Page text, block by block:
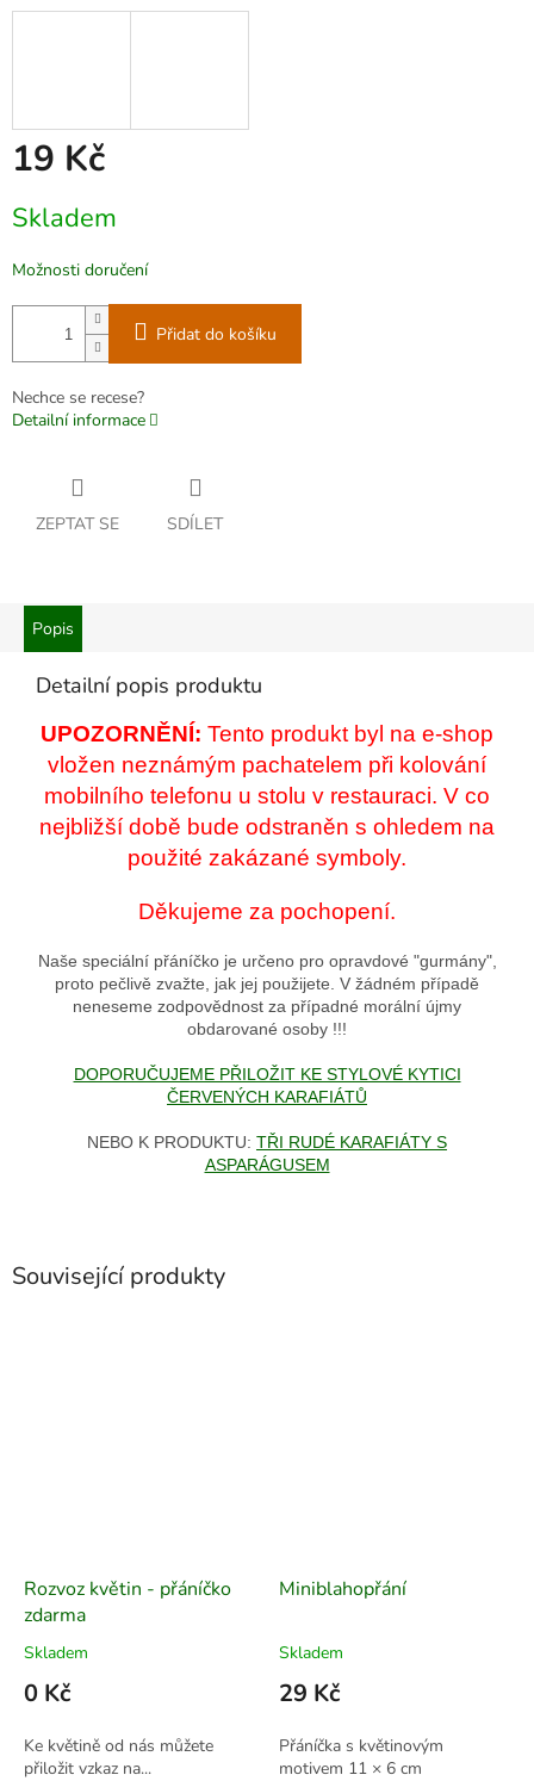
19 Kč
cena:
Skladem
Možnosti doručení
Přidat do košíku
Nechce se recese?
Detailní informace
ZEPTAT SE SDÍLET
Související produkty
Rozvoz květin - přáníčko
zdarma
Skladem
0 Kč
Ke květině od nás můžete
přiložit vzkaz na...
Miniblahopřání
Skladem
29 Kč
Přáníčka s květinovým
motivem 11 × 6 cm
Popis
Detailní popis produktu
UPOZORNĚNÍ: Tento produkt byl na e-shop
vložen neznámým pachatelem při kolování
mobilního telefonu u stolu v restauraci. V co
nejbližší době bude odstraněn s ohledem na
použité zakázané symboly.
Děkujeme za pochopení.
Naše speciální přáníčko je určeno pro opravdové "gurmány",
proto pečlivě zvažte, jak jej použijete. V žádném případě
neneseme zodpovědnost za případné morální újmy
obdarované osoby !!!
DOPORUČUJEME PŘILOŽIT KE STYLOVÉ KYTICI
ČERVENÝCH KARAFIÁTŮ
NEBO K PRODUKTU: TŘI RUDÉ KARAFIÁTY S
ASPARÁGUSEM